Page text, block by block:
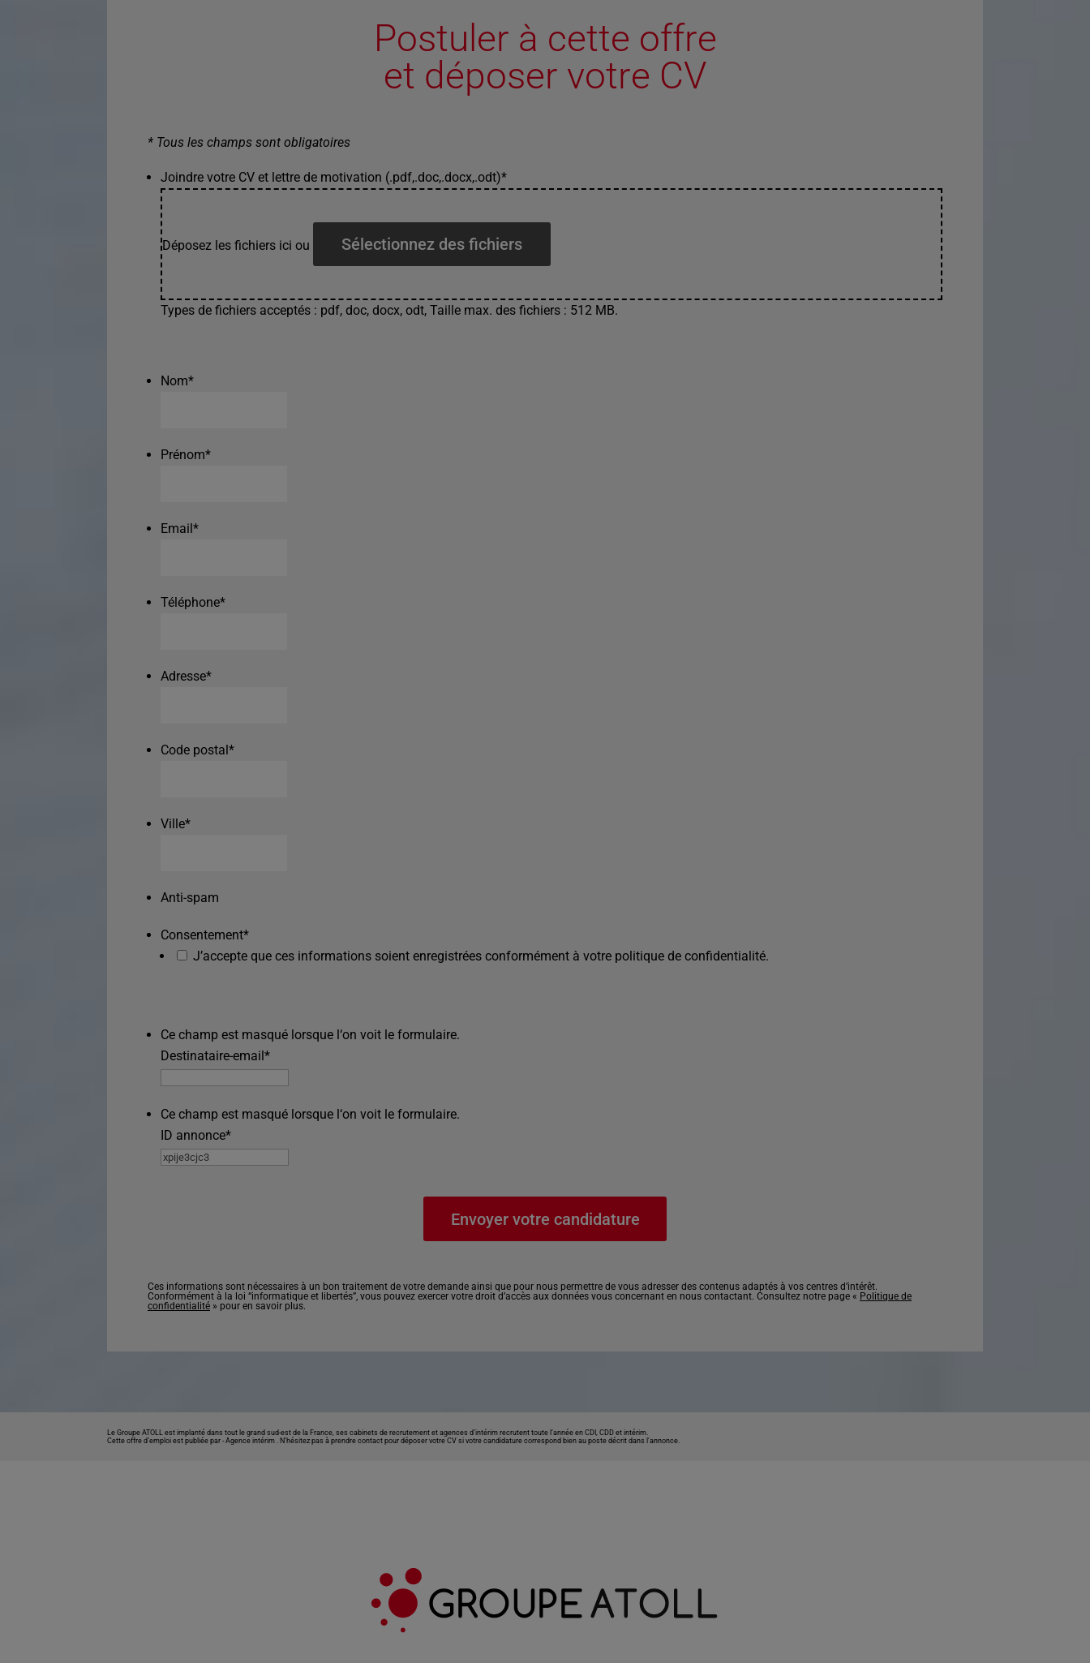
Postuler à cette offre
et déposer votre CV
* Tous les champs sont obligatoires
Joindre votre CV et lettre de motivation (.pdf,.doc,.docx,.odt)*
Déposez les fichiers ici ou Sélectionnez des fichiers
Types de fichiers acceptés : pdf, doc, docx, odt, Taille max. des fichiers : 512 MB.
Nom*
Prénom*
Email*
Téléphone*
Adresse*
Code postal*
Ville*
Anti-spam
Consentement*
J’accepte que ces informations soient enregistrées conformément à votre politique de confidentialité.
Ce champ est masqué lorsque l‘on voit le formulaire.
Destinataire-email*
Ce champ est masqué lorsque l‘on voit le formulaire.
ID annonce*
Ces informations sont nécessaires à un bon traitement de votre demande ainsi que pour nous permettre de vous adresser des contenus adaptés à vos centres d’intérêt.
Conformément à la loi “informatique et libertés”, vous pouvez exercer votre droit d’accès aux données vous concernant en nous contactant. Consultez notre page « Politique de
confidentialité » pour en savoir plus.
Le Groupe ATOLL est implanté dans tout le grand sud-est de la France, ses cabinets de recrutement et agences d’intérim recrutent toute l’année en CDI, CDD et intérim.
Cette offre d’emploi est publiée par -Agence intérim . N’hésitez pas à prendre contact pour déposer votre CV si votre candidature correspond bien au poste décrit dans l'annonce.